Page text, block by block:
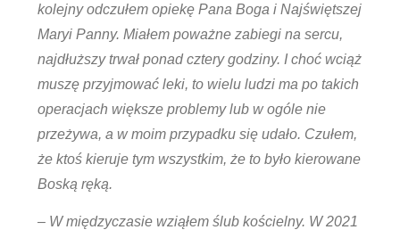
kolejny odczułem opiekę Pana Boga i Najświętszej
Maryi Panny. Miałem poważne zabiegi na sercu,
najdłuższy trwał ponad cztery godziny. I choć wciąż
muszę przyjmować leki, to wielu ludzi ma po takich
operacjach większe problemy lub w ogóle nie
przeżywa, a w moim przypadku się udało. Czułem,
że ktoś kieruje tym wszystkim, że to było kierowane
Boską ręką.
– W międzyczasie wziąłem ślub kościelny. W 2021